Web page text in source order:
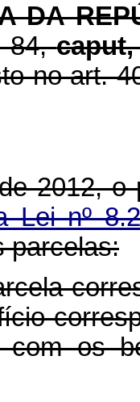
DA
84,
no art.
2012, o
Lei nº
parcelas:
com os